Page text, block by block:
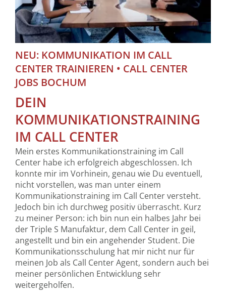
NEU: KOMMUNIKATION IM CALL
CENTER TRAINIEREN • CALL CENTER
JOBS BOCHUM
DEIN
KOMMUNIKATIONSTRAINING
IM CALL CENTER
Mein erstes Kommunikationstraining im Call
Center habe ich erfolgreich abgeschlossen. Ich
konnte mir im Vorhinein, genau wie Du eventuell,
nicht vorstellen, was man unter einem
Kommunikationstraining im Call Center versteht.
Jedoch bin ich durchweg positiv überrascht. Kurz
zu meiner Person: ich bin nun ein halbes Jahr bei
der Triple S Manufaktur, dem Call Center in geil,
angestellt und bin ein angehender Student. Die
Kommunikationsschulung hat mir nicht nur für
meinen Job als Call Center Agent, sondern auch bei
meiner persönlichen Entwicklung sehr
weitergeholfen.